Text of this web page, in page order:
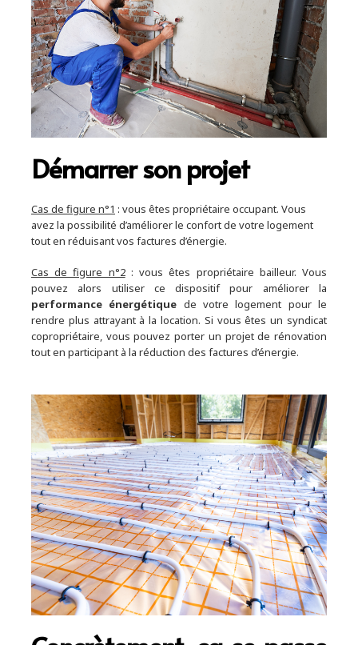
Démarrer son projet
Cas de figure n°1 : vous êtes propriétaire occupant. Vous
avez la possibilité d’améliorer le confort de votre logement
tout en réduisant vos factures d’énergie.
Cas de figure n°2: vous êtes propriétaire bailleur. Vous
pouvez alors utiliser ce dispositif pour améliorer la
performance énergétique de votre logement pour le
rendre plus attrayant à la location. Si vous êtes un syndicat
copropriétaire, vous pouvez porter un projet de rénovation
tout en participant à la réduction des factures d’énergie.